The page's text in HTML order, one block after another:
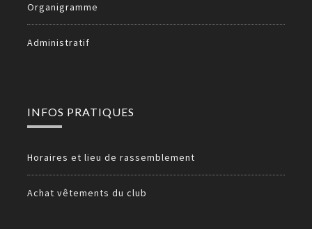
Organigramme
Administratif
INFOS PRATIQUES
Horaires et lieu de rassemblement
Achat vêtements du club